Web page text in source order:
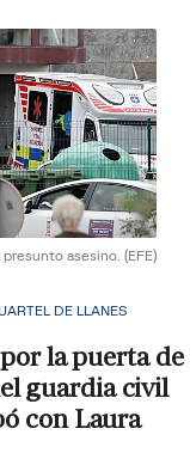
asesino. (EFE)
DE LLANES
la puerta de
guardia civil
con Laura